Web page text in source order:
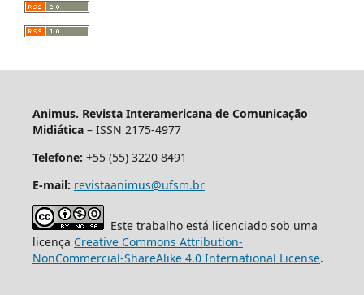
Animus. Revista Interamericana de Comunicação
Midiática– ISSN 2175-4977
Telefone: +55 (55) 3220 8491
E-mail: revistaanimus@ufsm.br
Este trabalho está licenciado sob uma
licença Creative Commons Attribution-
NonCommercial-ShareAlike 4.0 International License.